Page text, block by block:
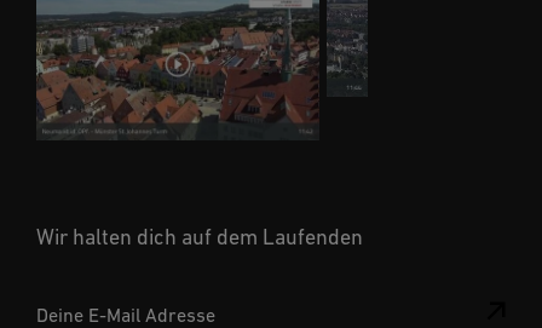
Wir halten dich auf dem Laufenden
Deine E-Mail Adresse